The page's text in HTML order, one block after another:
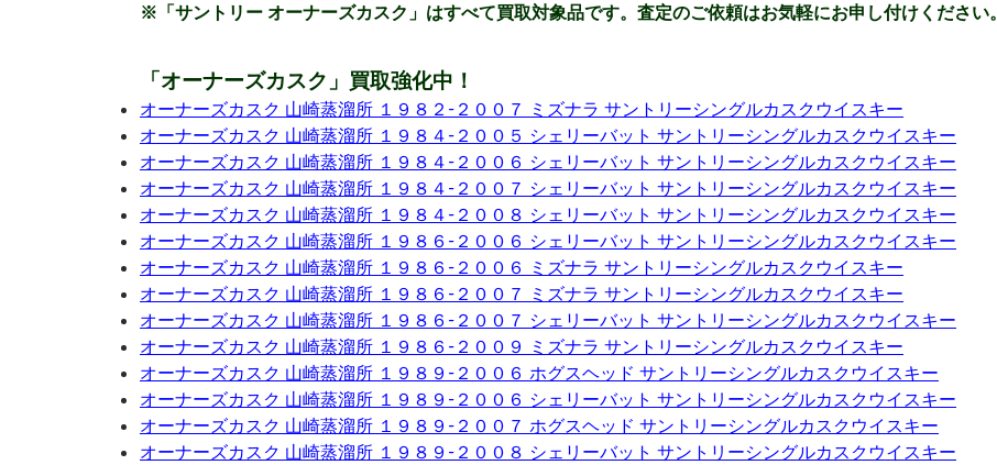
※「サントリー オーナーズカスク」はすべて買取対象品です。査定のご依頼はお気軽にお申し付けください。
「オーナーズカスク」買取強化中！
オーナーズカスク 山崎蒸溜所 １９８２-２００７ ミズナラ サントリーシングルカスクウイスキー
オーナーズカスク 山崎蒸溜所 １９８４-２００５ シェリーバット サントリーシングルカスクウイスキー
オーナーズカスク 山崎蒸溜所 １９８４-２００６ シェリーバット サントリーシングルカスクウイスキー
オーナーズカスク 山崎蒸溜所 １９８４-２００７ シェリーバット サントリーシングルカスクウイスキー
オーナーズカスク 山崎蒸溜所 １９８４-２００８ シェリーバット サントリーシングルカスクウイスキー
オーナーズカスク 山崎蒸溜所 １９８６-２００６ シェリーバット サントリーシングルカスクウイスキー
オーナーズカスク 山崎蒸溜所 １９８６-２００６ ミズナラ サントリーシングルカスクウイスキー
オーナーズカスク 山崎蒸溜所 １９８６-２００７ ミズナラ サントリーシングルカスクウイスキー
オーナーズカスク 山崎蒸溜所 １９８６-２００７ シェリーバット サントリーシングルカスクウイスキー
オーナーズカスク 山崎蒸溜所 １９８６-２００９ ミズナラ サントリーシングルカスクウイスキー
オーナーズカスク 山崎蒸溜所 １９８９-２００６ ホグスヘッド サントリーシングルカスクウイスキー
オーナーズカスク 山崎蒸溜所 １９８９-２００６ シェリーバット サントリーシングルカスクウイスキー
オーナーズカスク 山崎蒸溜所 １９８９-２００７ ホグスヘッド サントリーシングルカスクウイスキー
オーナーズカスク 山崎蒸溜所 １９８９-２００８ シェリーバット サントリーシングルカスクウイスキー